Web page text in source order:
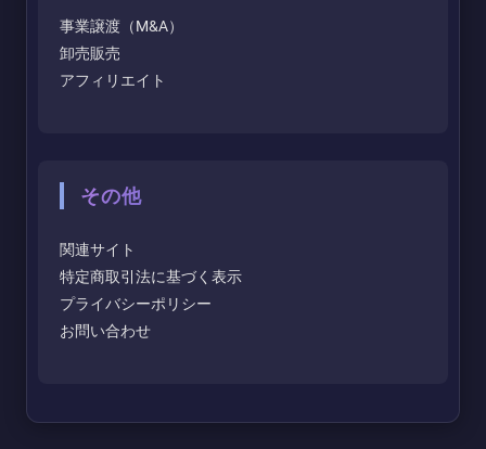
事業譲渡（M&A）
卸売販売
アフィリエイト
その他
関連サイト
特定商取引法に基づく表示
プライバシーポリシー
お問い合わせ